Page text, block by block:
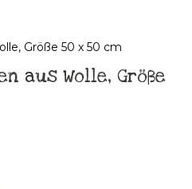
aus Wolle, Größe